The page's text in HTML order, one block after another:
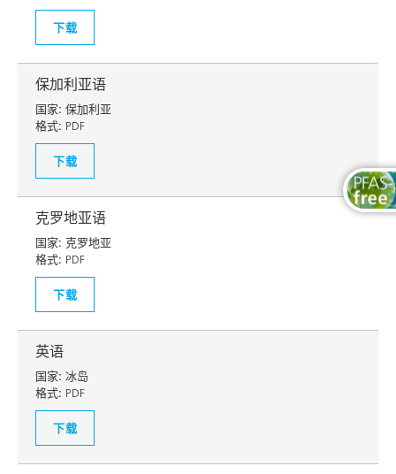
下载
保加利亚语
国家: 保加利亚
格式: PDF
下载
克罗地亚语
国家: 克罗地亚
格式: PDF
下载
英语
国家: 冰岛
格式: PDF
下载